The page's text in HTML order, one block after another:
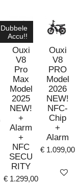
Dubbele
Accu!!
Ouxi
V8
Pro
Max
Model
2025
NEW!
+
Alarm
+
NFC
SECU
RITY
€ 1.299,00
Ouxi
V8
PRO
Model
2026
NEW!
NFC-
Chip
+
Alarm
€ 1.099,00
Bekijk